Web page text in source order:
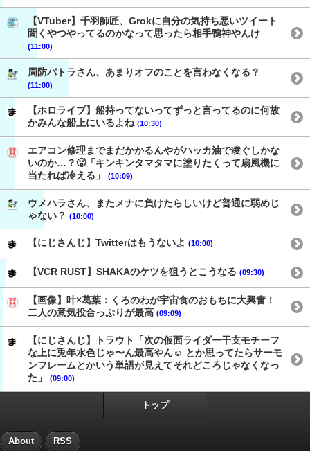
【VTuber】千羽師匠、Grokに自分の気持ち悪いツイート
聞くやつやってるのかなって思ったら相手鴨神やんけ
(11:00)
周防パトラさん、あまりオフのことを言わなくなる？
(11:00)
【ホロライブ】船持ってないってずっと言ってるのに何故
かみんな船上にいるよね (10:30)
エアコン修理までまだかかるんやがハッカ油で凌ぐしかな
いのか…？🥵「キンキンタマタマに塗りたくって扇風機に
当たれば冷える」
(10:09)
ウメハラさん、またメナに負けたらしいけど普通に弱めじ
ゃない？ (10:00)
【にじさんじ】Twitterはもうないよ (10:00)
【VCR RUST】SHAKAのケツを狙うとこうなる (09:30)
【画像】叶×葛葉：くろのわが宇宙食のおもちに大興奮！
二人の意気投合っぷりが最高 (09:09)
【にじさんじ】トラウト「次の仮面ライダー干支モチーフ
な上に兎年水色じゃ〜ん最高やん☺️ とか思ってたらサーモ
ンフレームとかいう単語が見えてそれどころじゃなくなっ
た」
(09:00)
トップ
About RSS